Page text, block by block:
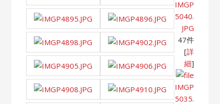
IMGP
5040.
JPG
47件
[詳
細]
IMGP
5035.